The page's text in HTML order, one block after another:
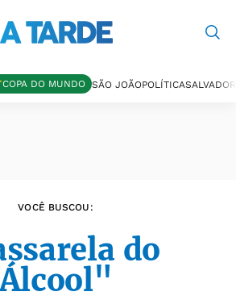
COPA DO MUNDO SÃO JOÃOPOLÍTICASALVADOR
VOCÊ BUSCOU:
do